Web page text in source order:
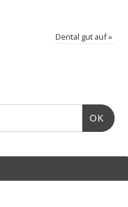
Dental gut auf»
OK